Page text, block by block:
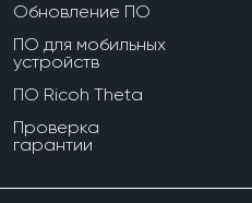
Обновление ПО
ПО для мобильных
устройств
ПО Ricoh Theta
Проверка
гарантии